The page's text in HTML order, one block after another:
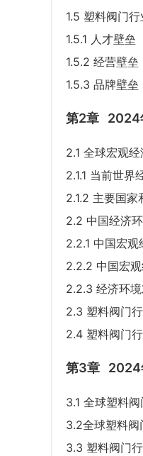
1.5 塑料阀门
1.5.1 人才壁垒
1.5.2 经营壁垒
1.5.3 品牌壁垒
第2章 2024
2.1 全球宏观
2.1.1 当前世界
2.1.2 主要国家
2.2 中国经济
2.2.1 中国宏观
2.2.2 中国宏
2.2.3 经济环
2.3 塑料阀门
2.4 塑料阀门
第3章 2024
3.1 全球塑料
3.2全球塑料
3.3 塑料阀门